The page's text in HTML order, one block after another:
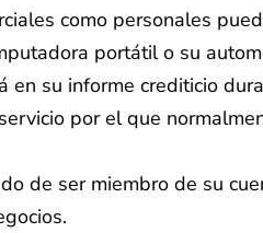
como personales
portátil o su
en su informe crediticio
por el que
de ser miembro de su